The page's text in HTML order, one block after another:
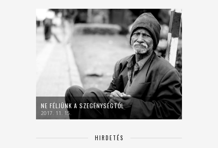
NE FÉLJÜNK A SZEGÉNYSÉGTŐL
2017. 11. 15.
HIRDETÉS